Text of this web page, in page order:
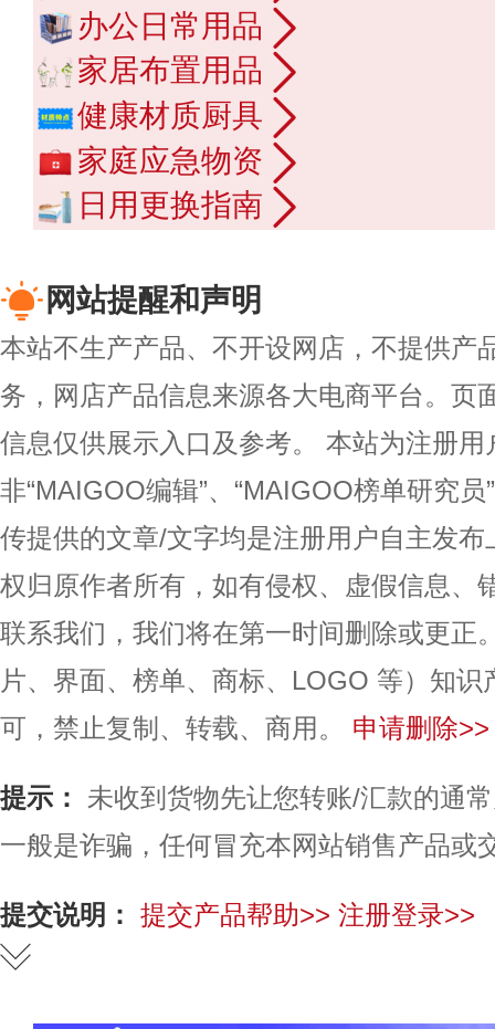
办公日常用品
家居布置用品
健康材质厨具
家庭应急物资
日用更换指南
网站提醒和声明
本站不生产产品、不开设网店，不提供产
务，网店产品信息来源各大电商平台。页
信息仅供展示入口及参考。
本站为注册用
非“MAIGOO编辑”、“MAIGOO榜单研究
传提供的文章/文字均是注册用户自主发
权归原作者所有，如有侵权、虚假信息、
联系我们，我们将在第一时间删除或更正
片、界面、榜单、商标、LOGO 等）知
可，禁止复制、转载、商用。
申请删除>>
提示：
未收到货物先让您转账/汇款的通
一般是诈骗，任何冒充本网站销售产品或
提交说明： 提交产品帮助>> 注册登录>>